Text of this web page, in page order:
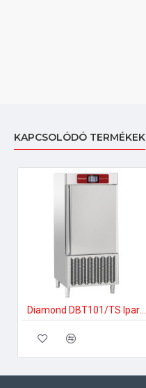
KAPCSOLÓDÓ TERMÉKEK